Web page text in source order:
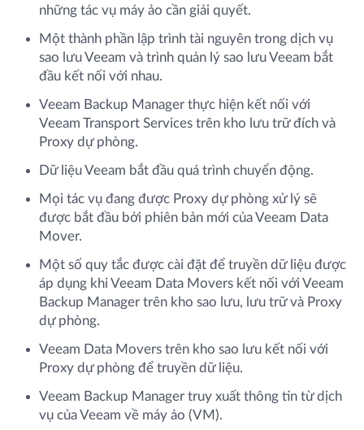
những tác vụ máy ảo cần giải quyết.
Một thành phần lập trình tài nguyên trong dịch vụ
sao lưu Veeam và trình quản lý sao lưu Veeam bắt
đầu kết nối với nhau.
Veeam Backup Manager thực hiện kết nối với
Veeam Transport Services trên kho lưu trữ đích và
Proxy dự phòng.
Dữ liệu Veeam bắt đầu quá trình chuyển động.
Mọi tác vụ đang được Proxy dự phòng xử lý sẽ
được bắt đầu bởi phiên bản mới của Veeam Data
Mover.
Một số quy tắc được cài đặt để truyền dữ liệu được
áp dụng khi Veeam Data Movers kết nối với Veeam
Backup Manager trên kho sao lưu, lưu trữ và Proxy
dự phòng.
Veeam Data Movers trên kho sao lưu kết nối với
Proxy dự phòng để truyền dữ liệu.
Veeam Backup Manager truy xuất thông tin từ dịch
vụ của Veeam về máy ảo (VM).